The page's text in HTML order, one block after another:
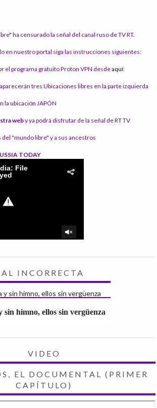
ha censurado la señal del canal ruso de TV RT.
en nuestro portal siga las instrucciones siguientes:
el programa gratuito Proton VPN desdeaquí:
tres Ubicaciones libres en la parte izquierda
la ubicación JAPÓN
weby ya podrá disfrutar de la señal de RT TV
del "mundo libre" y a sus ancestros
TODAY
INCORRECTA
sin himno, ellos sin vergüenza
VIDEO
EL DOCUMENTAL (PRIMER
CAPÍTULO)